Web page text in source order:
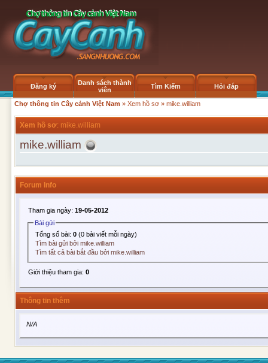
Đăng ký
Danh sách thành
viên
Tìm Kiếm Hỏi đáp
Chợ thông tin Cây cảnh Việt Nam » Xem hồ sơ » mike.william
Xem hồ sơ: mike.william
mike.william
Forum Info
Tham gia ngày: 19-05-2012
Bài gửi
Tổng số bài:0 (0 bài viết mỗi ngày)
Tìm bài gửi bởi mike.william
Tìm tất cả bài bắt đầu bởi mike.william
Giới thiệu tham gia: 0
Thông tin thêm
N/A